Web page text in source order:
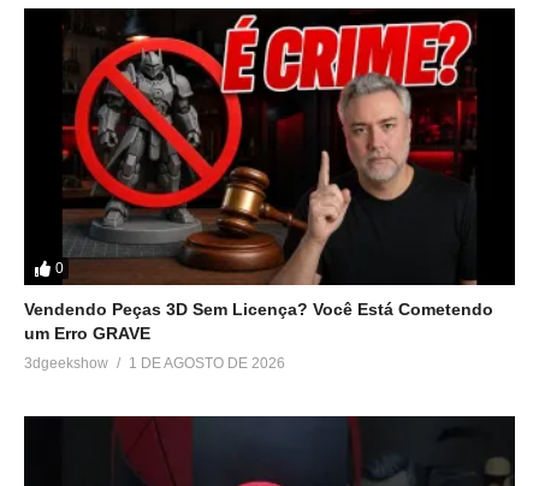
0
Vendendo Peças 3D Sem Licença? Você Está Cometendo
um Erro GRAVE
3dgeekshow 1 DE AGOSTO DE 2026